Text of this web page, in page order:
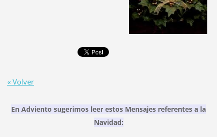
« Volver
En Adviento sugerimos leer estos Mensajes referentes a la
Navidad: